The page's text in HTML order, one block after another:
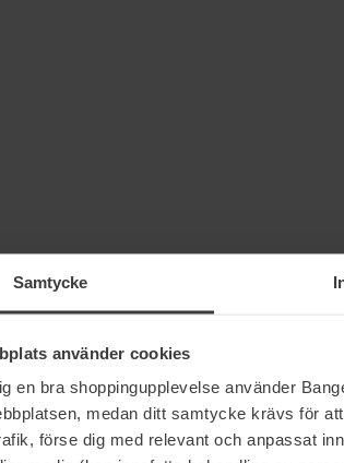
Samtycke
använder cookies
en bra shoppingupplevelse använder
medan ditt samtycke krävs för
förse dig med relevant och anpassat
& svar (0)
5